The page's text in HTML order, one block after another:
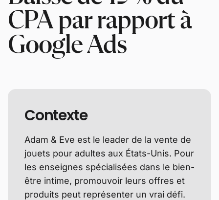
CPA par rapport à
Google Ads
Contexte
Adam & Eve est le leader de la vente de
jouets pour adultes aux États-Unis. Pour
les enseignes spécialisées dans le bien-
être intime, promouvoir leurs offres et
produits peut représenter un vrai défi.